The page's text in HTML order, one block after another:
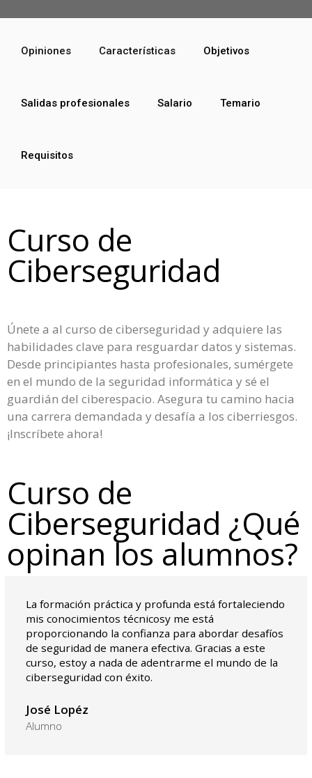
Opiniones Características Objetivos
Salidas profesionales Salario Temario
Requisitos
Curso de
Ciberseguridad
Únete a al curso de ciberseguridad y adquiere las
habilidades clave para resguardar datos y sistemas.
Desde principiantes hasta profesionales, sumérgete
en el mundo de la seguridad informática y sé el
guardián del ciberespacio. Asegura tu camino hacia
una carrera demandada y desafía a los ciberriesgos.
¡Inscríbete ahora!
Curso de
Ciberseguridad ¿Qué
opinan los alumnos?
La formación práctica y profunda está fortaleciendo
mis conocimientos técnicosy me está
proporcionando la confianza para abordar desafíos
de seguridad de manera efectiva. Gracias a este
curso, estoy a nada de adentrarme el mundo de la
ciberseguridad con éxito.
José Lopéz
Alumno